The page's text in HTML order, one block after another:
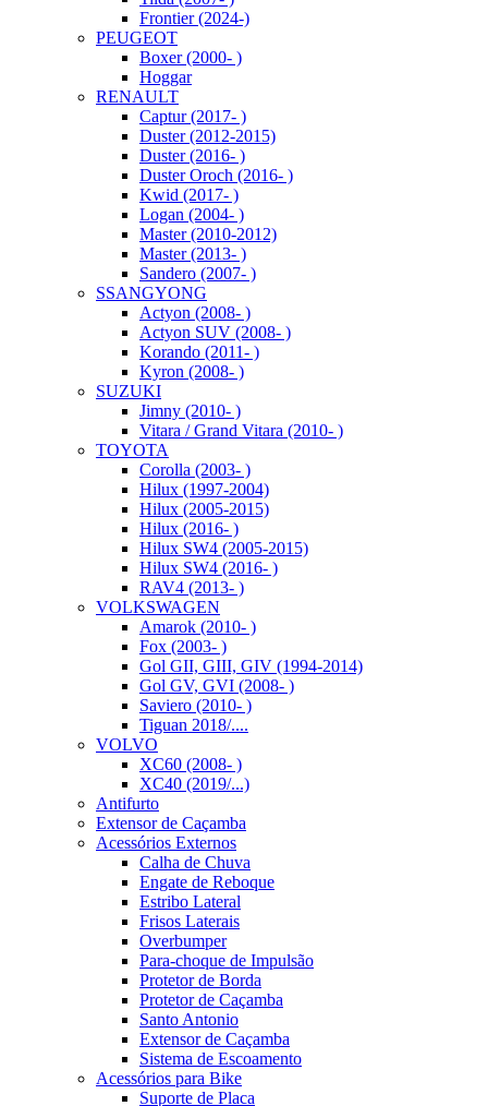
Frontier (2024-)
PEUGEOT
Boxer (2000- )
Hoggar
RENAULT
Captur (2017- )
Duster (2012-2015)
Duster (2016- )
Duster Oroch (2016- )
Kwid (2017- )
Logan (2004- )
Master (2010-2012)
Master (2013- )
Sandero (2007- )
SSANGYONG
Actyon (2008- )
Actyon SUV (2008- )
Korando (2011- )
Kyron (2008- )
SUZUKI
Jimny (2010- )
Vitara / Grand Vitara (2010- )
TOYOTA
Corolla (2003- )
Hilux (1997-2004)
Hilux (2005-2015)
Hilux (2016- )
Hilux SW4 (2005-2015)
Hilux SW4 (2016- )
RAV4 (2013- )
VOLKSWAGEN
Amarok (2010- )
Fox (2003- )
Gol GII, GIII, GIV (1994-2014)
Gol GV, GVI (2008- )
Saviero (2010- )
Tiguan 2018/....
VOLVO
XC60 (2008- )
XC40 (2019/...)
Antifurto
Extensor de Caçamba
Acessórios Externos
Calha de Chuva
Engate de Reboque
Estribo Lateral
Frisos Laterais
Overbumper
Para-choque de Impulsão
Protetor de Borda
Protetor de Caçamba
Santo Antonio
Extensor de Caçamba
Sistema de Escoamento
Acessórios para Bike
Suporte de Placa